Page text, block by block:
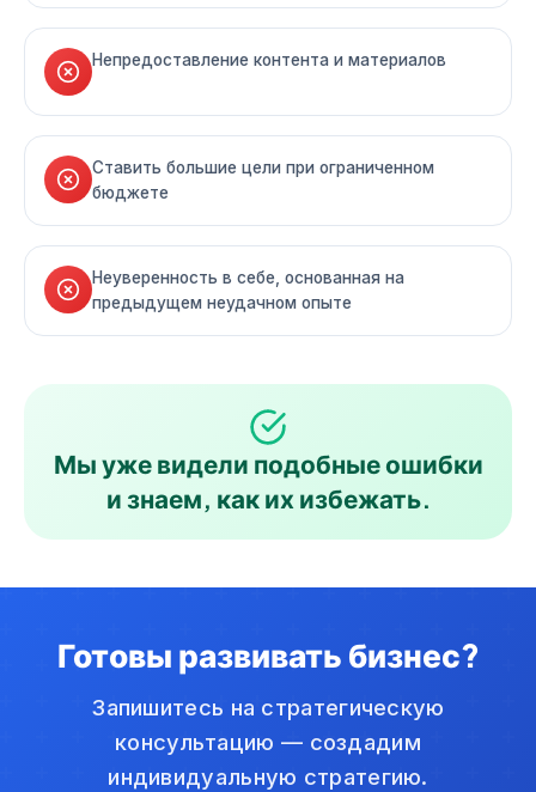
Непредоставление контента и материалов
Ставить большие цели при ограниченном
бюджете
Неуверенность в себе, основанная на
предыдущем неудачном опыте
Мы уже видели подобные ошибки
и знаем, как их избежать.
Готовы развивать бизнес?
Запишитесь на стратегическую
консультацию — создадим
индивидуальную стратегию.